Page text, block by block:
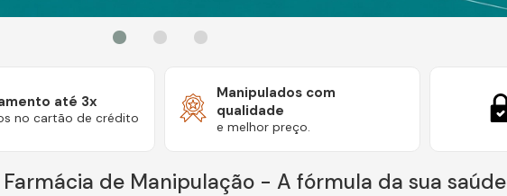
até 3x
no cartão de crédito
Manipulados com
qualidade
e melhor preço.
de Manipulação - A fórmula da sua saúde